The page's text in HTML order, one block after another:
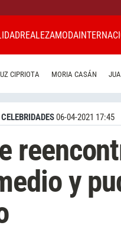
REALEZAMODA
CIPRIOTA MORIA CASÁN
CELEBRIDADES06-04-2021 17:45
y